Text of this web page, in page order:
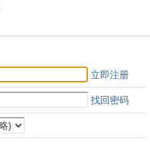
立即注册
找回密码